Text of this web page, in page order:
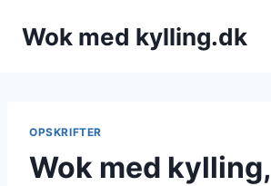
Wok med kylling.dk
OPSKRIFTER
Wok med kylling,